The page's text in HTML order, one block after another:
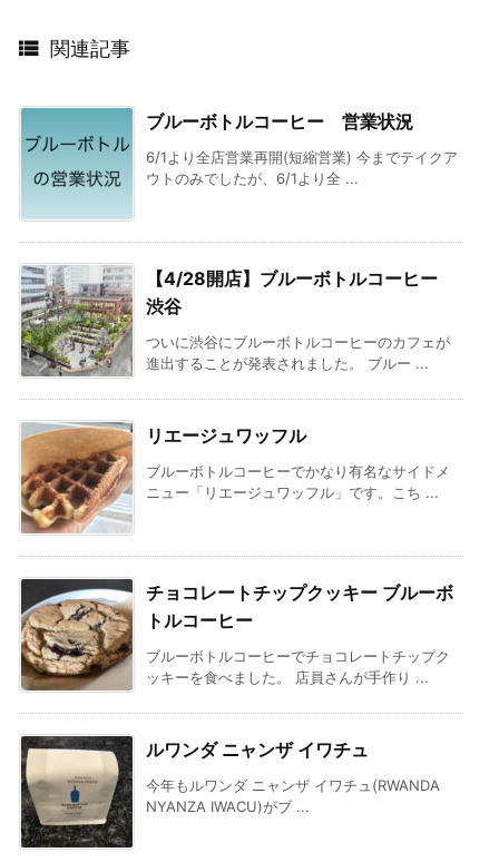
 関連記事
ブルーボトルコーヒー 営業状況
6/1より全店営業再開(短縮営業) 今までテイクア
ウトのみでしたが、6/1より全 ...
【4/28開店】ブルーボトルコーヒー
渋谷
ついに渋谷にブルーボトルコーヒーのカフェが
進出することが発表されました。 ブルー ...
リエージュワッフル
ブルーボトルコーヒーでかなり有名なサイドメ
ニュー「リエージュワッフル」です。こち ...
チョコレートチップクッキー ブルーボ
トルコーヒー
ブルーボトルコーヒーでチョコレートチップク
ッキーを食べました。 店員さんが手作り ...
ルワンダ ニャンザ イワチュ
今年もルワンダ ニャンザ イワチュ(RWANDA
NYANZA IWACU)がブ ...